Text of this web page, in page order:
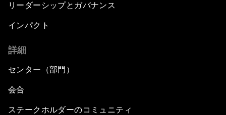
リーダーシップとガバナンス
インパクト
詳細
センター（部門）
会合
ステークホルダーのコミュニティ